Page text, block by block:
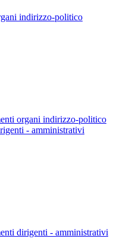
indirizzo-politico
organi indirizzo-politico
- amministrativi
dirigenti - amministrativi